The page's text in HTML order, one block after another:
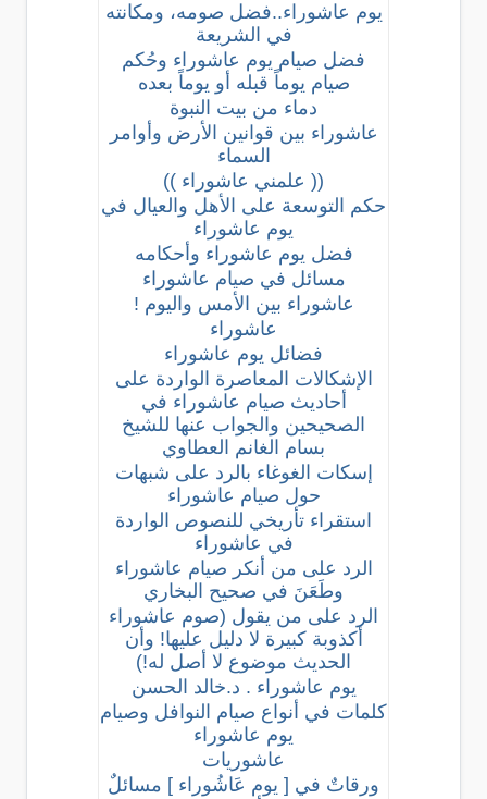
يوم عاشوراء..فضل صومه، ومكانته
في الشريعة
فضل صيام يوم عاشوراء وحُكم
صيام يوماً قبله أو يوماً بعده
دماء من بيت النبوة
عاشوراء بين قوانين الأرض وأوامر
السماء
(( علمني عاشوراء ))
حكم التوسعة على الأهل والعيال في
يوم عاشوراء
فضل يوم عاشوراء وأحكامه
مسائل في صيام عاشوراء
عاشوراء بين الأمس واليوم !
عاشوراء
فضائل يوم عاشوراء
اﻹشكالات المعاصرة الواردة على
أحاديث صيام عاشوراء في
الصحيحين والجواب عنها للشيخ
بسام الغانم العطاوي
إسكات الغوغاء بالرد على شبهات
حول صيام عاشوراء
استقراء تأريخي للنصوص الواردة
في عاشوراء
الرد على من أنكر صيام عاشوراء
وطَعَنَ في صحيح البخاري
الرد على من يقول (صوم عاشوراء
أكذوبة كبيرة لا دليل عليها! وأن
الحديث موضوع لا أصل له!)
يوم عاشوراء . د.خالد الحسن
كلمات في أنواع صيام النوافل وصيام
يوم عاشوراء
عاشوريات
ورقاتٌ في [ يوم عَاشُوراء ] مسائلٌ